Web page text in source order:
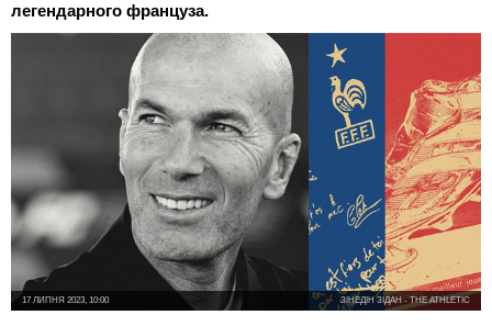
легендарного француза.
ЗІНЕДІН ЗІДАН - THE ATHLETIC
17 ЛИПНЯ 2023, 10:00